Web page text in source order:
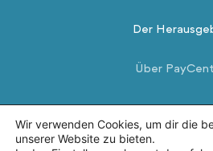
Der
Über
Sicherheit
Wir verwenden Cookies, um dir die
unserer Website zu bieten.